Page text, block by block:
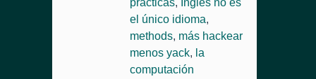
prácticas, Inglés no es
el único idioma,
methods, más hackear
menos yack, la
computación